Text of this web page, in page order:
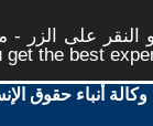
على الزر
the best
وكالة أنباء حقوق